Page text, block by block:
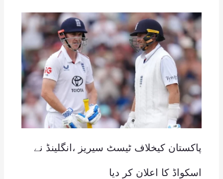
پاکستان کیخلاف ٹیسٹ سیریز ،انگلینڈ نے
اسکواڈ کا اعلان کر دیا